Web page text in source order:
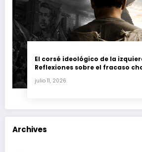
El corsé ideológico de la
Reflexiones sobre el fracaso
julio 11, 2026
Archives